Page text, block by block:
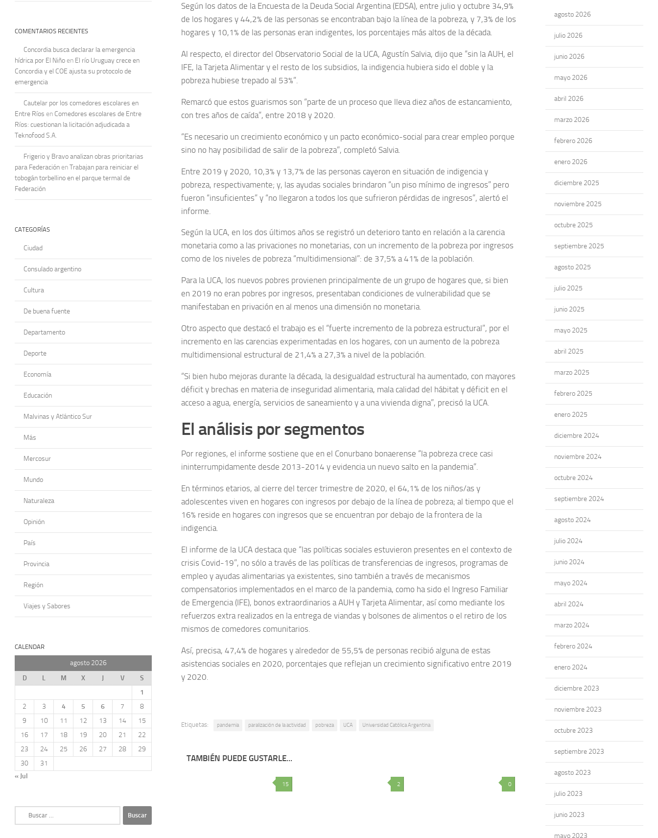
Según los datos de la Encuesta de la Deuda Social Argentina (EDSA), entre julio y octubre 34,9%
de los hogares y 44,2% de las personas se encontraban bajo la línea de la pobreza, y 7,3% de los
hogares y 10,1% de las personas eran indigentes, los porcentajes más altos de la década.
Al respecto, el director del Observatorio Social de la UCA, Agustín Salvia, dijo que “sin la AUH, el
IFE, la Tarjeta Alimentar y el resto de los subsidios, la indigencia hubiera sido el doble y la
pobreza hubiese trepado al 53%”.
Remarcó que estos guarismos son “parte de un proceso que lleva diez años de estancamiento,
con tres años de caída”, entre 2018 y 2020.
“Es necesario un crecimiento económico y un pacto económico-social para crear empleo porque
sino no hay posibilidad de salir de la pobreza”, completó Salvia.
Entre 2019 y 2020, 10,3% y 13,7% de las personas cayeron en situación de indigencia y
pobreza, respectivamente; y, las ayudas sociales brindaron “un piso mínimo de ingresos” pero
fueron “insuficientes” y “no llegaron a todos los que sufrieron pérdidas de ingresos”, alertó el
informe.
Según la UCA, en los dos últimos años se registró un deterioro tanto en relación a la carencia
monetaria como a las privaciones no monetarias, con un incremento de la pobreza por ingresos
como de los niveles de pobreza “multidimensional”: de 37,5% a 41% de la población.
Para la UCA, los nuevos pobres provienen principalmente de un grupo de hogares que, si bien
en 2019 no eran pobres por ingresos, presentaban condiciones de vulnerabilidad que se
manifestaban en privación en al menos una dimensión no monetaria.
Otro aspecto que destacó el trabajo es el “fuerte incremento de la pobreza estructural”, por el
incremento en las carencias experimentadas en los hogares, con un aumento de la pobreza
multidimensional estructural de 21,4% a 27,3% a nivel de la población.
“Si bien hubo mejoras durante la década, la desigualdad estructural ha aumentado, con mayores
déficit y brechas en materia de inseguridad alimentaria, mala calidad del hábitat y déficit en el
acceso a agua, energía, servicios de saneamiento y a una vivienda digna”, precisó la UCA.
El análisis por segmentos
Por regiones, el informe sostiene que en el Conurbano bonaerense “la pobreza crece casi
ininterrumpidamente desde 2013-2014 y evidencia un nuevo salto en la pandemia”.
En términos etarios, al cierre del tercer trimestre de 2020, el 64,1% de los niños/as y
adolescentes viven en hogares con ingresos por debajo de la línea de pobreza; al tiempo que el
16% reside en hogares con ingresos que se encuentran por debajo de la frontera de la
indigencia.
El informe de la UCA destaca que “las políticas sociales estuvieron presentes en el contexto de
crisis Covid-19”, no sólo a través de las políticas de transferencias de ingresos, programas de
empleo y ayudas alimentarias ya existentes, sino también a través de mecanismos
compensatorios implementados en el marco de la pandemia, como ha sido el Ingreso Familiar
de Emergencia (IFE), bonos extraordinarios a AUH y Tarjeta Alimentar, así como mediante los
refuerzos extra realizados en la entrega de viandas y bolsones de alimentos o el retiro de los
mismos de comedores comunitarios.
Así, precisa, 47,4% de hogares y alrededor de 55,5% de personas recibió alguna de estas
asistencias sociales en 2020, porcentajes que reflejan un crecimiento significativo entre 2019
y 2020.
Etiquetas: pandemia paralización de la actividad pobreza UCA Universidad Católica Argentina
TAMBIÉN PUEDE GUSTARLE...
15 2 0
COMENTARIOS RECIENTES
Concordia busca declarar la emergencia
hídrica por El Niño en El río Uruguay crece en
Concordia y el COE ajusta su protocolo de
emergencia
Cautelar por los comedores escolares en
Entre Ríos en Comedores escolares de Entre
Ríos: cuestionan la licitación adjudicada a
Teknofood S.A.
Frigerio y Bravo analizan obras prioritarias
para Federación enTrabajan para reiniciar el
tobogán torbellino en el parque termal de
Federación
CATEGORÍAS
Ciudad
Consulado argentino
Cultura
De buena fuente
Departamento
Deporte
Economía
Educación
Malvinas y Atlántico Sur
Más
Mercosur
Mundo
Naturaleza
Opinión
País
Provincia
Región
Viajes y Sabores
CALENDAR
agosto 2026
D
L M X J V
S
1
2
3 4 5 6 7
8
9
10 11 12 13 14
15
16
17 18 19 20 21
22
23
24 25 26 27 28
29
30
31
« Jul
agosto 2026
julio 2026
junio 2026
mayo 2026
abril 2026
marzo 2026
febrero 2026
enero 2026
diciembre 2025
noviembre 2025
octubre 2025
septiembre 2025
agosto 2025
julio 2025
junio 2025
mayo 2025
abril 2025
marzo 2025
febrero 2025
enero 2025
diciembre 2024
noviembre 2024
octubre 2024
septiembre 2024
agosto 2024
julio 2024
junio 2024
mayo 2024
abril 2024
marzo 2024
febrero 2024
enero 2024
diciembre 2023
noviembre 2023
octubre 2023
septiembre 2023
agosto 2023
julio 2023
junio 2023
mayo 2023